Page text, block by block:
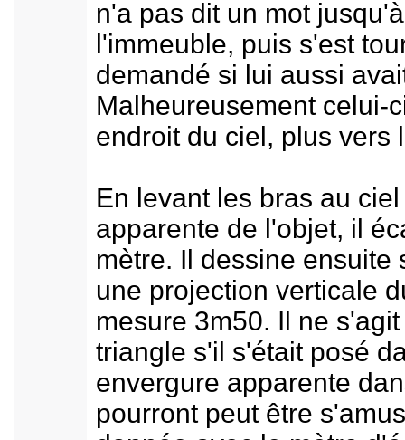
n'a pas dit un mot
l'immeuble, puis s'est
demandé si lui aussi
Malheureusement celui-
endroit du ciel, plus vers
En levant les bras au
apparente de l'objet, il
mètre. Il dessine ensuite
une projection verticale
mesure 3m50. Il ne
triangle s'il s'était posé
envergure apparente
pourront peut être